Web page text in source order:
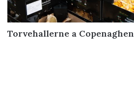
Torvehallerne a Copenaghen